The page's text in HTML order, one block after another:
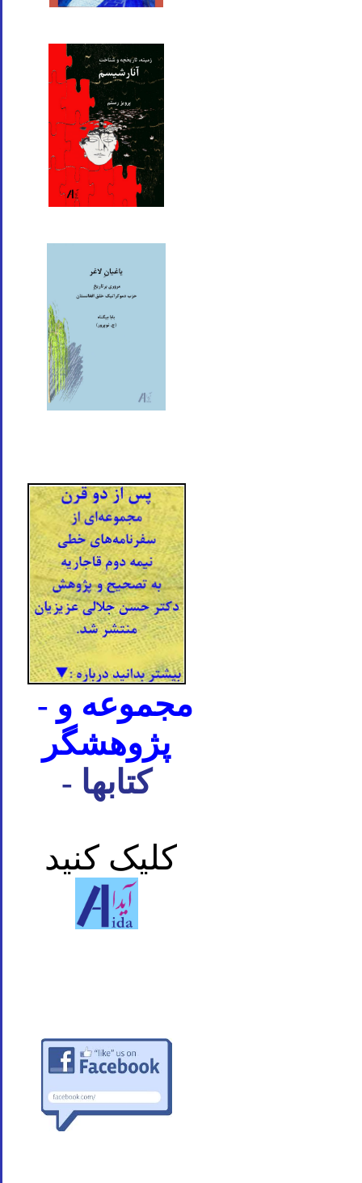
- مجموعه و
پژوهشگر
- کتابها
کلیک کنید